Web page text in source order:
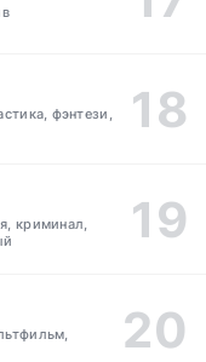
фэнтези,
криминал,